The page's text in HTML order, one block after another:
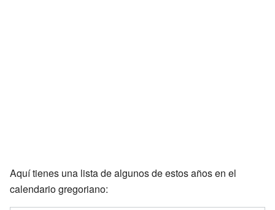
Aquí tienes una lista de algunos de estos años en el
calendario gregoriano: